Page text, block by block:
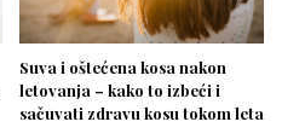
Suva i oštećena kosa nakon
letovanja – kako to izbeći i
sačuvati zdravu kosu tokom leta